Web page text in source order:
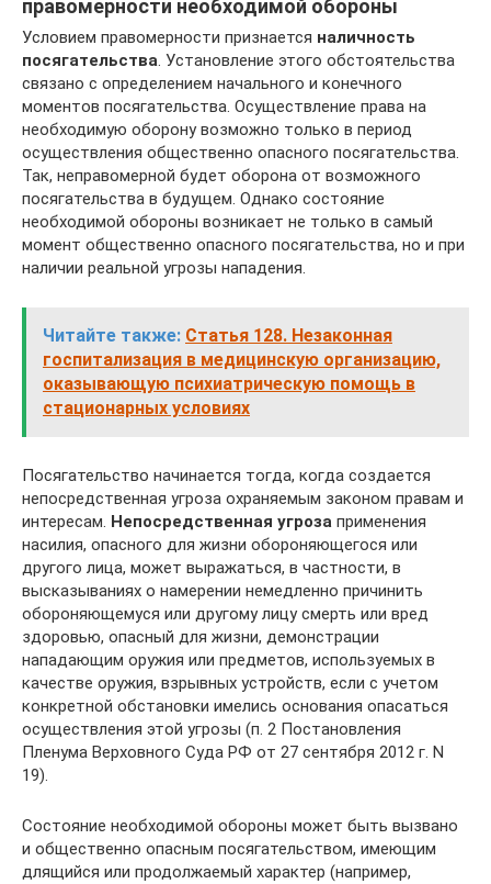
правомерности необходимой обороны
Условием правомерности признается наличность
посягательства. Установление этого обстоятельства
связано с определением начального и конечного
моментов посягательства. Осуществление права на
необходимую оборону возможно только в период
осуществления общественно опасного посягательства.
Так, неправомерной будет оборона от возможного
посягательства в будущем. Однако состояние
необходимой обороны возникает не только в самый
момент общественно опасного посягательства, но и при
наличии реальной угрозы нападения.
Читайте также: Статья 128. Незаконная
госпитализация в медицинскую организацию,
оказывающую психиатрическую помощь в
стационарных условиях
Посягательство начинается тогда, когда создается
непосредственная угроза охраняемым законом правам и
интересам. Непосредственная угроза применения
насилия, опасного для жизни обороняющегося или
другого лица, может выражаться, в частности, в
высказываниях о намерении немедленно причинить
обороняющемуся или другому лицу смерть или вред
здоровью, опасный для жизни, демонстрации
нападающим оружия или предметов, используемых в
качестве оружия, взрывных устройств, если с учетом
конкретной обстановки имелись основания опасаться
осуществления этой угрозы (п. 2 Постановления
Пленума Верховного Суда РФ от 27 сентября 2012 г. N
19).
Состояние необходимой обороны может быть вызвано
и общественно опасным посягательством, имеющим
длящийся или продолжаемый характер (например,